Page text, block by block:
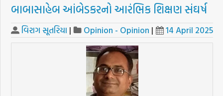
બાબાસાહેબ આંબેડકરનો આરંભિક શિક્ષણ સંઘર્ષ
વિરાગ સૂતરિયા | Opinion - Opinion | 14 April 2025